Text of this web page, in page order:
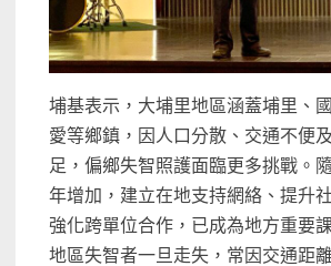
埔基表示，大埔里地區涵蓋埔里、
愛等鄉鎮，因人口分散、交通不便
足，偏鄉失智照護面臨更多挑戰。
年增加，建立在地支持網絡、提升
強化跨單位合作，已成為地方重要
地區失智者一旦走失，常因交通距